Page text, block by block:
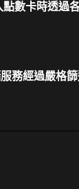
數卡時透過
務經過嚴格